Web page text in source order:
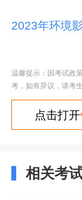
温馨提示：因考试政
考，如有异议，请考
点击打开
相关考